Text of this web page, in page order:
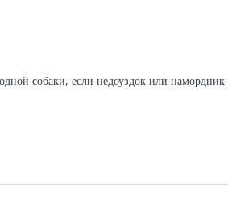
собаки, если недоуздок или